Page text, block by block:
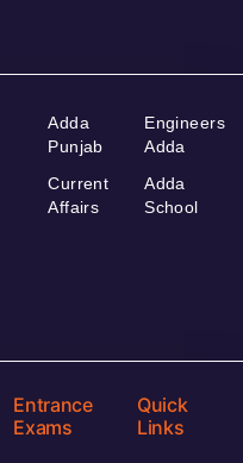
Adda
Punjab
Current
Affairs
Engineers
Adda
Adda
School
Entrance
Exams
Quick
Links